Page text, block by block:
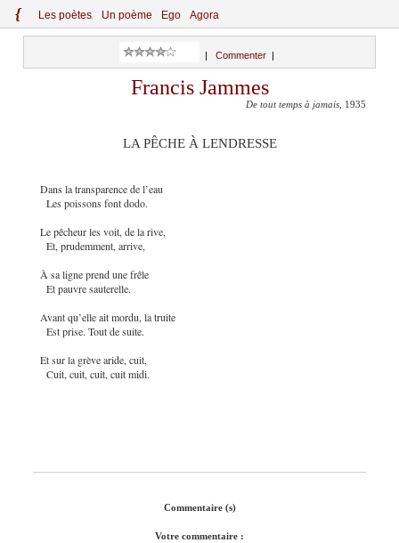
{ Les poètes Un poème Ego Agora
Commenter
Francis Jammes
De tout temps à jamais , 1935
LA PÊCHE À LENDRESSE
Dans la transparence de l’eau
Les poissons font dodo.
Le pêcheur les voit, de la rive,
Et, prudemment, arrive,
À sa ligne prend une frêle
Et pauvre sauterelle.
Avant qu’elle ait mordu, la truite
Est prise. Tout de suite.
Et sur la grève aride, cuit,
Cuit, cuit, cuit, cuit midi.
Commentaire (s)
Votre commentaire :